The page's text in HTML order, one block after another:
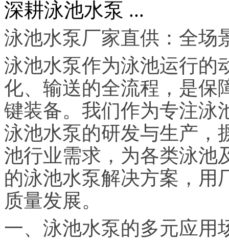
深耕泳池水泵 ...
泳池水泵厂家直供：全场
泳池水泵作为泳池运行的
化、输送的全流程，是保
键装备。我们作为专注泳
泳池水泵的研发与生产，
池行业需求，为各类泳池
的泳池水泵解决方案，用
质量发展。
一、泳池水泵的多元应用